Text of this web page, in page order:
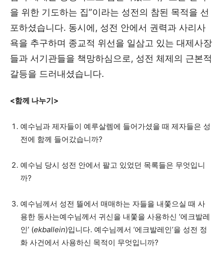
을 위한 기도하는 집”이라는 성전의 참된 목적을 선
포하셨습니다. 동시에, 성전 안에서 권력과 사리사
욕을 추구하며 종교적 위선을 일삼고 있는 대제사장
들과 서기관들을 책망하심으로, 성전 체제의 근본적
갈등을 드러내셨습니다.
<함께 나누기>
예수님과 제자들이 예루살렘에 들어가셨을 때 제자들은 성
전에 함께 들어갔습니까?
예수님 당시 성전 안에서 팔고 있었던 목록들은 무엇입니
까?
예수님께서 성전 뜰에서 매매하는 자들을 내쫓으실 때 사
용한 동사는예수님께서 귀신을 내쫓을 사용하신 ‘에크발레
인’ (ekballein)입니다. 예수님께서 ‘에크발레인’을 성전 정
화 사건에서 사용하신 목적이 무엇입니까?